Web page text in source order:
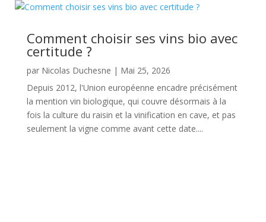
Comment choisir ses vins bio avec
certitude ?
par Nicolas Duchesne | Mai 25, 2026
Depuis 2012, l'Union européenne encadre précisément
la mention vin biologique, qui couvre désormais à la
fois la culture du raisin et la vinification en cave, et pas
seulement la vigne comme avant cette date....